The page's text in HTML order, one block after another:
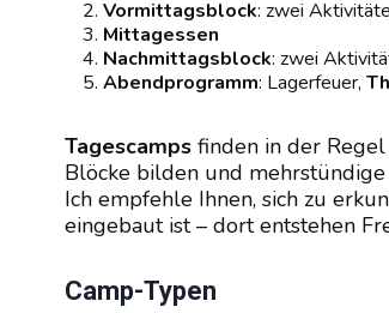
Vormittagsblock: zwei
Mittagessen
Nachmittagsblock: zwei
Abendprogramm: Lagerfeuer,
Tagescamps finden in der
Blöcke bilden und
Ich empfehle Ihnen, sich zu
eingebaut ist – dort entstehen
Camp-Typen